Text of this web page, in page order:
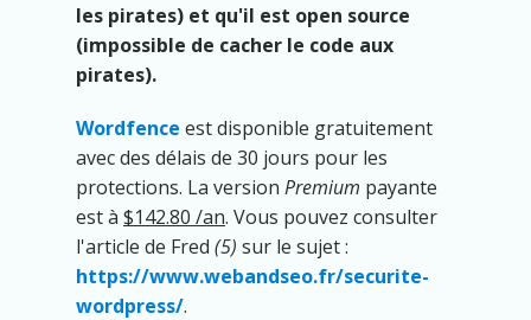
les pirates) et qu'il est open source
(impossible de cacher le code aux
pirates).
Wordfence est disponible gratuitement
avec des délais de 30 jours pour les
protections. La version Premium payante
est à $142.80 /an. Vous pouvez consulter
l'article de Fred (5) sur le sujet :
https://www.webandseo.fr/securite-
wordpress/.